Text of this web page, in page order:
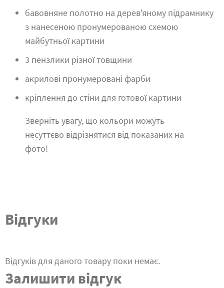
бавовняне полотно на дерев'яному підрамнику
з нанесеною пронумерованою схемою
майбутньої картини
3 пензлики різної товщини
акрилові пронумеровані фарби
кріплення до стіни для готової картини
Зверніть увагу, що кольори можуть
несуттєво відрізнятися від показаних на
фото!
Відгуки
Відгуків для даного товару поки немає.
Залишити відгук